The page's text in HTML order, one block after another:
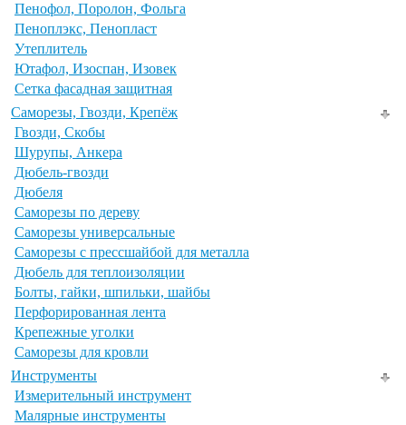
Пенофол, Поролон, Фольга
Пеноплэкс, Пенопласт
Утеплитель
Ютафол, Изоспан, Изовек
Сетка фасадная защитная
Саморезы, Гвозди, Крепёж
Гвозди, Скобы
Шурупы, Анкера
Дюбель-гвозди
Дюбеля
Саморезы по дереву
Саморезы универсальные
Саморезы с прессшайбой для металла
Дюбель для теплоизоляции
Болты, гайки, шпильки, шайбы
Перфорированная лента
Крепежные уголки
Саморезы для кровли
Инструменты
Измерительный инструмент
Малярные инструменты